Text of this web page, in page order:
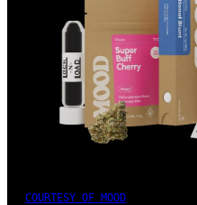
COURTESY OF MOOD